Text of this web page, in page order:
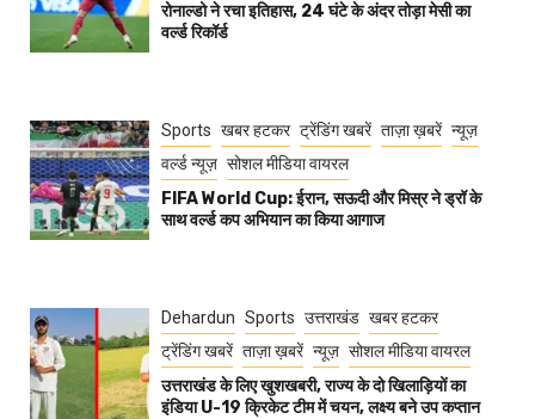
रोनाल्डो ने रचा इतिहास, 24 घंटे के अंदर तोड़ा मेसी का
वर्ल्ड रिकॉर्ड
Sports खबर हटकर ट्रेंडिंग खबरें ताज़ा ख़बरें न्यूज़
वर्ल्ड न्यूज़ सोशल मीडिया वायरल
FIFA World Cup: ईरान, सऊदी और मिस्र ने ड्रॉ के
साथ वर्ल्ड कप अभियान का किया आगाज
Dehardun Sports उत्तराखंड खबर हटकर
ट्रेंडिंग खबरें ताज़ा ख़बरें न्यूज़ सोशल मीडिया वायरल
उत्तराखंड के लिए खुशखबरी, राज्य के दो खिलाड़ियों का
इंडिया U-19 क्रिकेट टीम में चयन, लक्ष्य बने उप कप्तान